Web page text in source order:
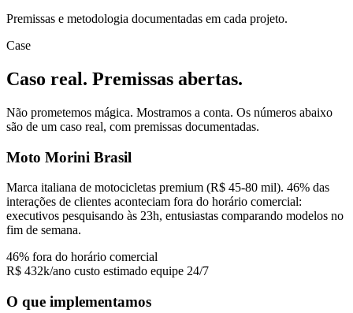
Premissas e metodologia documentadas em cada projeto.
Case
Caso real. Premissas abertas.
Não prometemos mágica. Mostramos a conta. Os números abaixo
são de um caso real, com premissas documentadas.
Moto Morini Brasil
Marca italiana de motocicletas premium (R$ 45-80 mil). 46% das
interações de clientes aconteciam fora do horário comercial:
executivos pesquisando às 23h, entusiastas comparando modelos no
fim de semana.
46% fora do horário comercial
R$ 432k/ano custo estimado equipe 24/7
O que implementamos